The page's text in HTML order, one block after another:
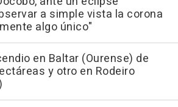
a simple vista la corona
algo único"
en Baltar (Ourense) de
y otro en Rodeiro